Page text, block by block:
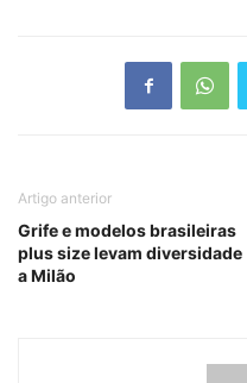
Artigo anterior
Grife e modelos brasileiras
plus size levam diversidade
a Milão